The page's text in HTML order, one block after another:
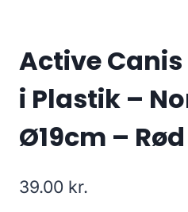
Active
i Plastik –
Ø19cm – Rød
39.00 kr.